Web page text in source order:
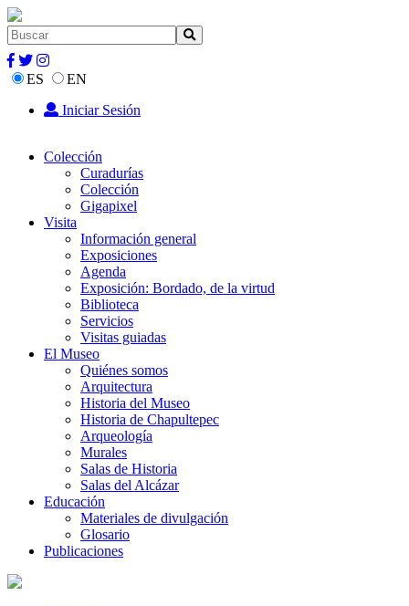
ES
EN
Iniciar Sesión
Colección
Curadurías
Colección
Gigapixel
Visita
Información general
Exposiciones
Agenda
Exposición: Bordado, de la virtud
Biblioteca
Servicios
Visitas guiadas
El Museo
Quiénes somos
Arquitectura
Historia del Museo
Historia de Chapultepec
Arqueología
Murales
Salas de Historia
Salas del Alcázar
Educación
Materiales de divulgación
Glosario
Publicaciones